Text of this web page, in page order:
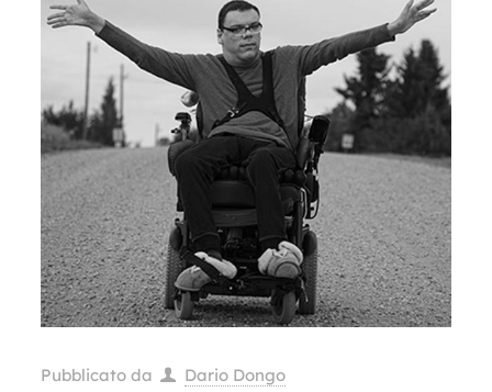
Pubblicato da Dario Dongo